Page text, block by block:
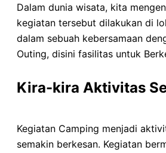
Dalam dunia wisata, kita
kegiatan tersebut dilakukan di
dalam sebuah kebersamaan
Outing, disini fasilitas untuk
Kira-kira Aktivitas
Kegiatan Camping menjadi
semakin berkesan. Kegiatan